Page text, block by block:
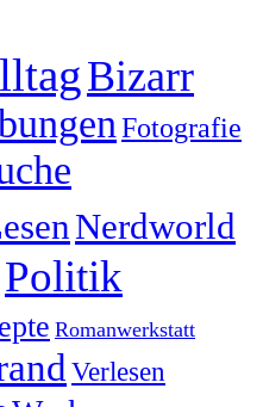
Bizarr
Fotografie
Nerdworld
Politik
Romanwerkstatt
Verlesen